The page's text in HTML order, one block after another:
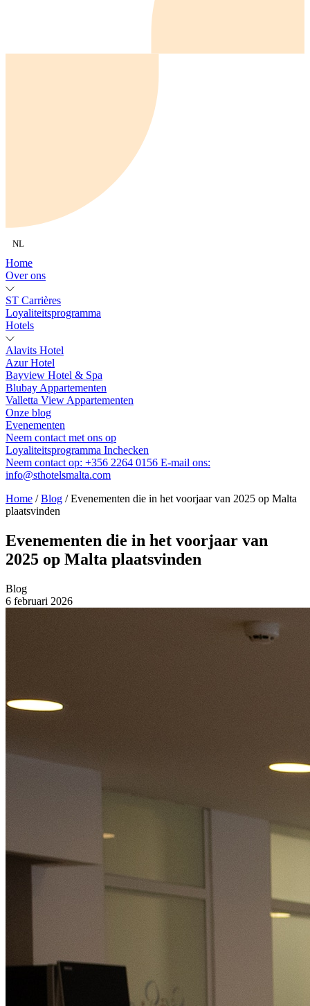
NL
Home
Over ons
ST Carrières
Loyaliteitsprogramma
Hotels
Alavits Hotel
Azur Hotel
Bayview Hotel & Spa
Blubay Appartementen
Valletta View Appartementen
Onze blog
Evenementen
Neem contact met ons op
Loyaliteitsprogramma Inchecken
Neem contact op: +356 2264 0156 E-mail ons:
info@sthotelsmalta.com
Home /Blog /Evenementen die in het voorjaar van 2025 op Malta
plaatsvinden
Evenementen die in het voorjaar van
2025 op Malta plaatsvinden
Blog
6 februari 2026